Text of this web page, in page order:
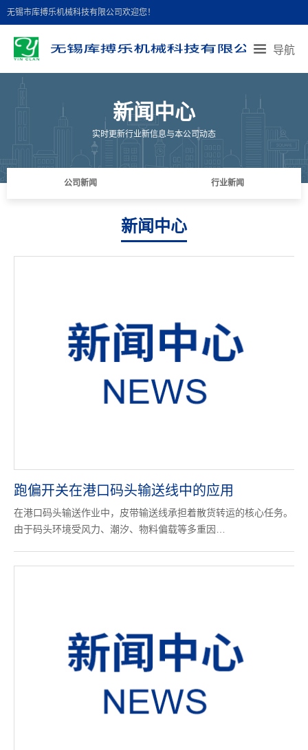
无锡市库搏乐机械科技有限公司欢迎您！
导航
首页导航
新闻中心 在线留言 联系我们
新闻中心
实时更新行业新信息与本公司动态
公司新闻 行业新闻
新闻中心
跑偏开关在港口码头输送线中的应用
在港口码头输送作业中，皮带输送线承担着散货转运的核心任务。
由于码头环境受风力、潮汐、物料偏载等多重因…